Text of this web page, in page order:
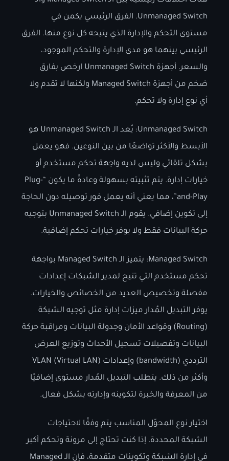
Unmanaged Switch. الفرق الرئيسي يكمن في
مستوى التحكم والإدارة الذي يتيحه كل نوع منها. الفرق
الرئيسي بينهما هو مدى الإدارة والتحكم الموجود،
والسعر. أجهزة Unmanaged Switch ارخص بفارق
ضخم من أجهزة Managed Switch ولكنها لا تقدم ولا
أي نوع إدارة ولا تحكم.
Unmanaged Switch: يُعد الـ Unmanaged Switch هو
الأبسط والأكثر تواضعًا من بين النوعين. فهو يعمل
بشكل تلقائي وليس لديه واجهة تحكم مستخدم أو
خيارات إدارة. يتم تثبيته بسهولة وعادةً ما يكون “Plug-
and-Play”، مما يعني أنه يعمل فور توصيله دون الحاجة
إلى تكوين إضافي. يقوم الـ Unmanaged Switch بتوجيه
حركة البيانات فقط ولا يوفر خيارات تحكم إضافية.
Managed Switch: يتميز الـ Managed Switch بواجهة
تحكم مستخدم التي تتيح لمدير الشبكات إعدادات
مفصلة وتخصيص العديد من الخصائص والخيارات.
يوفر التبديل المُدار ميزات إدارة مثل توجيه الشبكة
(Routing) وقواعد الأمان وجدولة البيانات ومراقبة حركة
البيانات وتفصيلات تسجيل الأحداث وتوزيع العرض
الترددي (bandwidth) وإعدادات VLAN (Virtual LAN)
وأكثر من ذلك. يتطلب التبديل المُدار مستوى إضافيًا
من المعرفة والخبرة لتكوينه وإدارته بشكل فعال.
اختيار نوع المحوّل المناسب يتم وفقًا لاحتياجات
الشبكة المحددة. إذا كنت تحتاج إلى مرونة وتحكم أكبر
في إدارة الشبكة وتكوينات متقدمة، فإن الـ Managed